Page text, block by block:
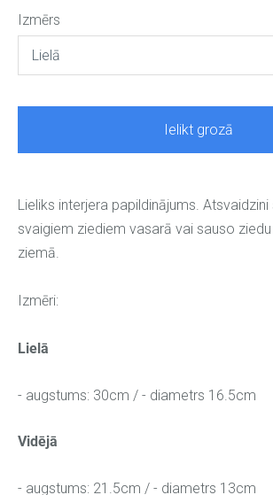
Izmērs
Ielikt grozā
Lieliks interjera papildinājums.
svaigiem ziediem vasarā vai sauso
ziemā.
Izmēri:
Lielā
- augstums: 30cm / - diametrs 16.5cm
Vidējā
- augstums: 21.5cm / - diametrs 13cm